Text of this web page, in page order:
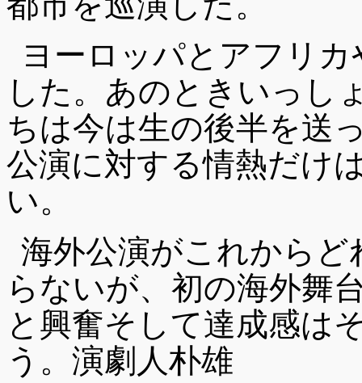
ヨーロッパとアフリ
した。あのときいっし
ちは今は生の後半を送
公演に対する情熱だけ
い。
海外公演がこれから
らないが、初の海外舞
と興奮そして達成感は
う。演劇人朴雄